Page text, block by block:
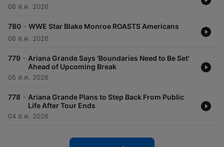
06 ส.ค. 2026
780 - WWE Star Blake Monroe ROASTS Americans
06 ส.ค. 2026
779 - Ariana Grande Says 'Boundaries Need to Be Set'
Ahead of Upcoming Break
05 ส.ค. 2026
778 - Ariana Grande Plans to Step Back From Public
Life After Tour Ends
04 ส.ค. 2026